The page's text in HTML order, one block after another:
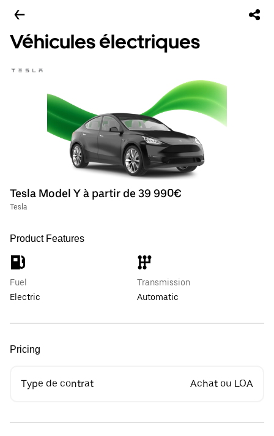
Véhicules électriques
Tesla Model Y à partir de 39 990€
Tesla
Product Features
Fuel
Electric
Transmission
Automatic
Pricing
Type de contrat Achat ou LOA